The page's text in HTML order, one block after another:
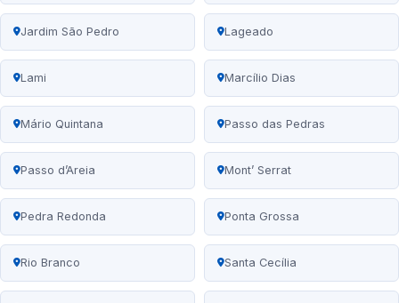
Jardim São Pedro Lageado
Lami Marcílio Dias
Mário Quintana Passo das Pedras
Passo d’Areia Mont’ Serrat
Pedra Redonda Ponta Grossa
Rio Branco Santa Cecília